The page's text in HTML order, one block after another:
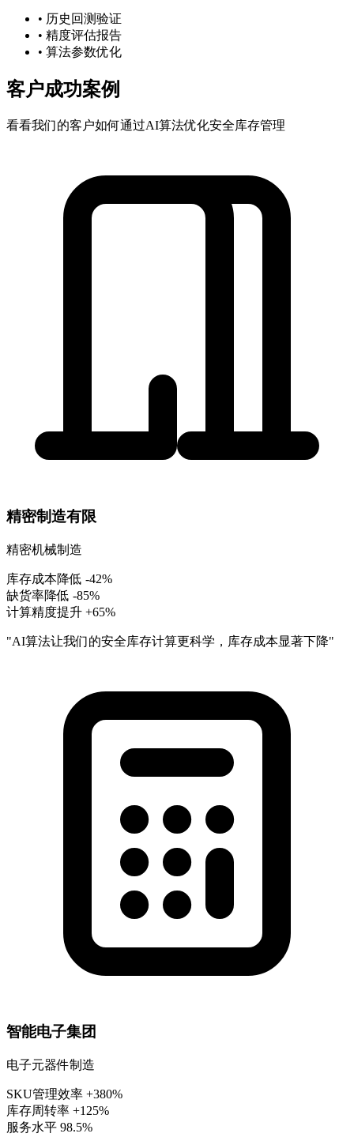
• 历史回测验证
• 精度评估报告
• 算法参数优化
客户成功案例
看看我们的客户如何通过AI算法优化安全库存管理
精密制造有限
精密机械制造
库存成本降低 -42%
缺货率降低 -85%
计算精度提升 +65%
"AI算法让我们的安全库存计算更科学，库存成本显著下降"
智能电子集团
电子元器件制造
SKU管理效率 +380%
库存周转率 +125%
服务水平 98.5%